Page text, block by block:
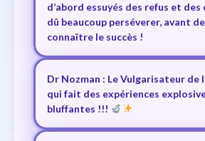
d’abord essuyés des refus et des
dû beaucoup perséverer, avant de
connaître le succès !
Dr Nozman : Le Vulgarisateur de
qui fait des expériences
bluffantes !!!